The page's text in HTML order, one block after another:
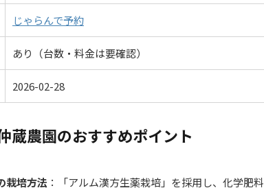
じゃらんで予約
あり（台数・料金は要確認）
2026-02-28
蔵農園のおすすめポイント
栽培方法 ：「アルム漢方生薬栽培」を採用し、化学肥